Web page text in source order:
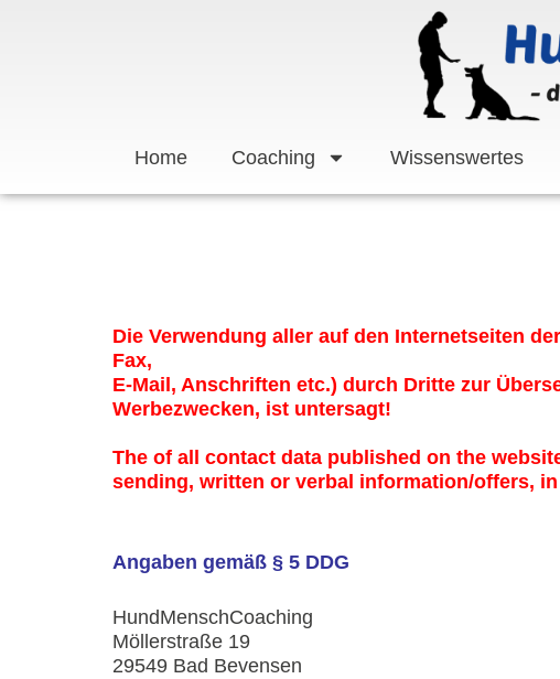
Home Coaching Wissenswertes
Die Verwendung aller auf den Internetseiten
Fax,
E-Mail, Anschriften etc.) durch Dritte zur
Werbezwecken, ist untersagt!
The of all contact data published on the
sending, written or verbal information/offers,
Angaben gemäß § 5 DDG
HundMenschCoaching
Möllerstraße 19
29549 Bad Bevensen